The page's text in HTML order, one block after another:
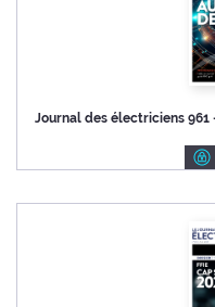
Journal des électriciens 961